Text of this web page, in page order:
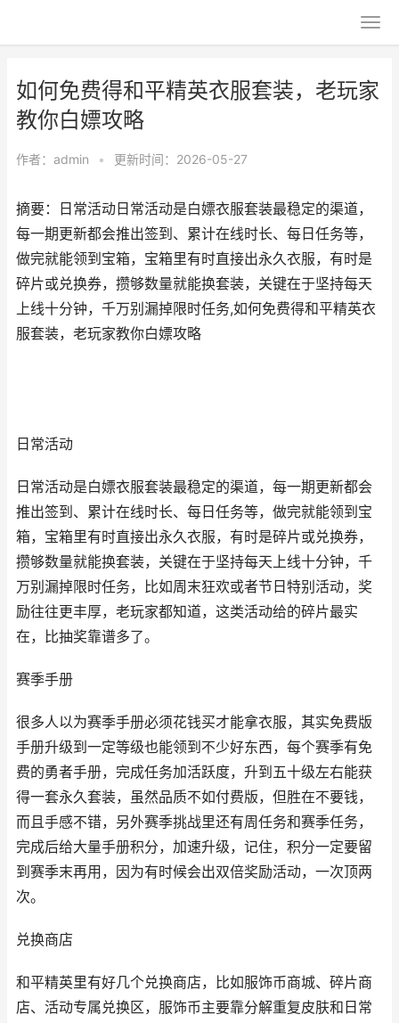
如何免费得和平精英衣服套装，老玩家
教你白嫖攻略
作者： admin • 更新时间：2026-05-27
摘要：日常活动日常活动是白嫖衣服套装最稳定的渠道，
每一期更新都会推出签到、累计在线时长、每日任务等，
做完就能领到宝箱，宝箱里有时直接出永久衣服，有时是
碎片或兑换券，攒够数量就能换套装，关键在于坚持每天
上线十分钟，千万别漏掉限时任务,如何免费得和平精英衣
服套装，老玩家教你白嫖攻略
日常活动
日常活动是白嫖衣服套装最稳定的渠道，每一期更新都会
推出签到、累计在线时长、每日任务等，做完就能领到宝
箱，宝箱里有时直接出永久衣服，有时是碎片或兑换券，
攒够数量就能换套装，关键在于坚持每天上线十分钟，千
万别漏掉限时任务，比如周末狂欢或者节日特别活动，奖
励往往更丰厚，老玩家都知道，这类活动给的碎片最实
在，比抽奖靠谱多了。
赛季手册
很多人以为赛季手册必须花钱买才能拿衣服，其实免费版
手册升级到一定等级也能领到不少好东西，每个赛季有免
费的勇者手册，完成任务加活跃度，升到五十级左右能获
得一套永久套装，虽然品质不如付费版，但胜在不要钱，
而且手感不错，另外赛季挑战里还有周任务和赛季任务，
完成后给大量手册积分，加速升级，记住，积分一定要留
到赛季末再用，因为有时候会出双倍奖励活动，一次顶两
次。
兑换商店
和平精英里有好几个兑换商店，比如服饰币商城、碎片商
店、活动专属兑换区，服饰币主要靠分解重复皮肤和日常